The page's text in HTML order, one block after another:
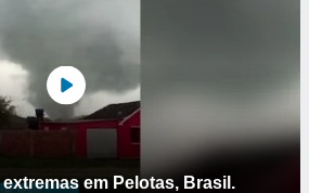
em Pelotas, Brasil.